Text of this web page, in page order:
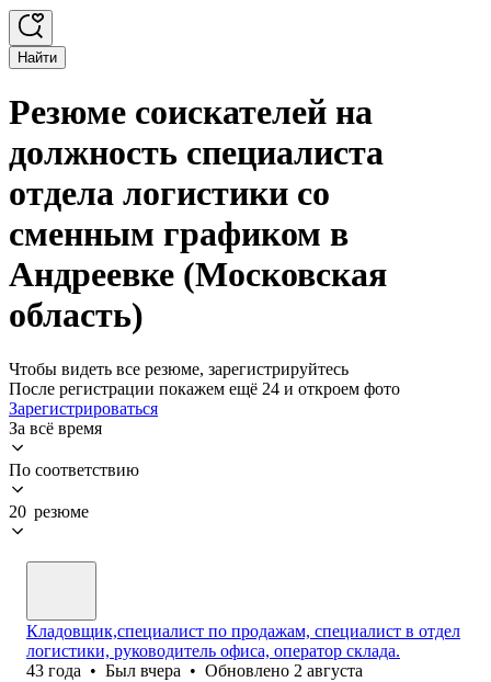
Найти
Резюме соискателей на
должность специалиста
отдела логистики со
сменным графиком в
Андреевке (Московская
область)
Чтобы видеть все резюме, зарегистрируйтесь
После регистрации покажем ещё 24 и откроем фото
Зарегистрироваться
За всё время
По соответствию
20 резюме
Кладовщик,специалист по продажам, специалист в отдел
логистики, руководитель офиса, оператор склада.
43 года • Был вчера • Обновлено 2 августа